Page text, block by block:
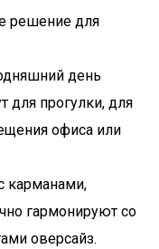
решение для
день
для прогулки, для
офиса или
гармонируют со
оверсайз.